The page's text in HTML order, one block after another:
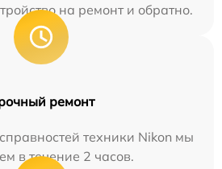
на ремонт и обратно.
ремонт
техники Nikon мы
в течение 2 часов.